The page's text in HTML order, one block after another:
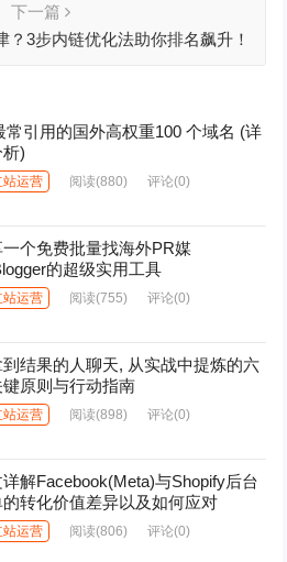
下一篇
？3步内链优化法助你排名飙升！
常引用的国外高权重100 个域名 (详
)
站运营 阅读(880) 评论(0)
一个免费批量找海外PR媒
的超级实用工具
站运营 阅读(755) 评论(0)
到结果的人聊天, 从实战中提炼的六
键原则与行动指南
站运营 阅读(898) 评论(0)
解Facebook(Meta)与Shopify后台
的转化价值差异以及如何应对
站运营 阅读(806) 评论(0)